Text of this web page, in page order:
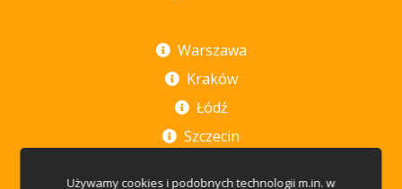
Warszawa
Kraków
Łódź
Szczecin
Używamy cookies i podobnych technologii m.in. w